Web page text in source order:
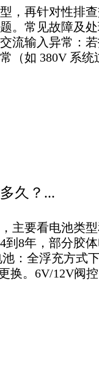
，再针对性排
。常见故障及
流输入异常‌：
（如 380V 系
久？...
主要看电池类
到8年‌，部分胶
：全浮充方式
换。‌6V/12V阀